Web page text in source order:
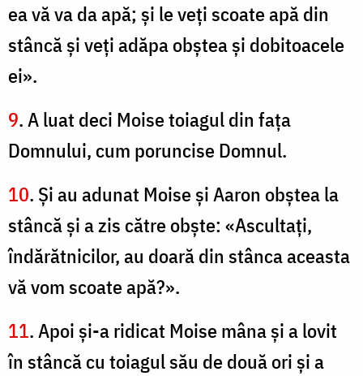
ea vă va da apă; şi le veţi scoate apă din
stâncă şi veţi adăpa obştea şi dobitoacele
ei».
9. A luat deci Moise toiagul din faţa
Domnului, cum poruncise Domnul.
10. Şi au adunat Moise şi Aaron obştea la
stâncă şi a zis către obşte: «Ascultaţi,
îndărătnicilor, au doară din stânca aceasta
vă vom scoate apă?».
11. Apoi şi-a ridicat Moise mâna şi a lovit
în stâncă cu toiagul său de două ori şi a